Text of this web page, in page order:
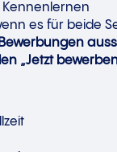
es für beide
Bewerbungen
„Jetzt